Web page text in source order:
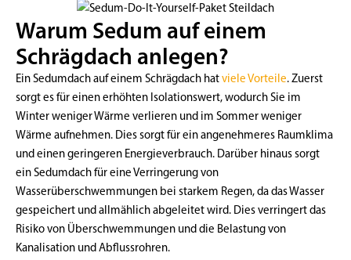
Warum Sedum auf einem
Schrägdach anlegen?
Ein Sedumdach auf einem Schrägdach hatviele Vorteile. Zuerst
sorgt es für einen erhöhten Isolationswert, wodurch Sie im
Winter weniger Wärme verlieren und im Sommer weniger
Wärme aufnehmen. Dies sorgt für ein angenehmeres Raumklima
und einen geringeren Energieverbrauch. Darüber hinaus sorgt
ein Sedumdach für eine Verringerung von
Wasserüberschwemmungen bei starkem Regen, da das Wasser
gespeichert und allmählich abgeleitet wird. Dies verringert das
Risiko von Überschwemmungen und die Belastung von
Kanalisation und Abflussrohren.